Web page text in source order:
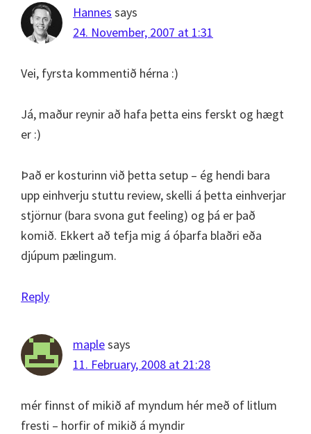
Hannes says
24. November, 2007 at 1:31
Vei, fyrsta kommentið hérna :)
Já, maður reynir að hafa þetta eins ferskt og hægt
er :)
Það er kosturinn við þetta setup – ég hendi bara
upp einhverju stuttu review, skelli á þetta einhverjar
stjörnur (bara svona gut feeling) og þá er það
komið. Ekkert að tefja mig á óþarfa blaðri eða
djúpum pælingum.
Reply
maplesays
11. February, 2008 at 21:28
mér finnst of mikið af myndum hér með of litlum
fresti – horfir of mikið á myndir